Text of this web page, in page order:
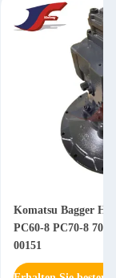
Komatsu Bagger
PC60-8 PC70-8 708-
00151